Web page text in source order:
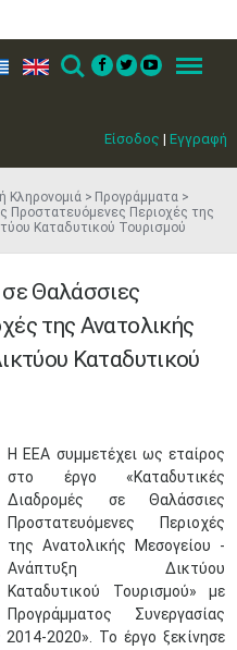
Είσοδος | Εγγραφή
en Search Menu
Κληρονομιά
Προγράμματα
Προστατευόμενες Περιοχές της
Καταδυτικού Τουρισμού
Θαλάσσιες
της Ανατολικής
Καταδυτικού
​Η ΕΕΑ συμμετέχει ως εταίρος
στο έργο «Καταδυτικές
Διαδρομές σε Θαλάσσιες
Προστατευόμενες Περιοχές
της Ανατολικής Μεσογείου -
Ανάπτυξη Δικτύου
Καταδυτικού Τουρισμού» με
Συνεργασίας
2020». Το έργο ξεκίνησε